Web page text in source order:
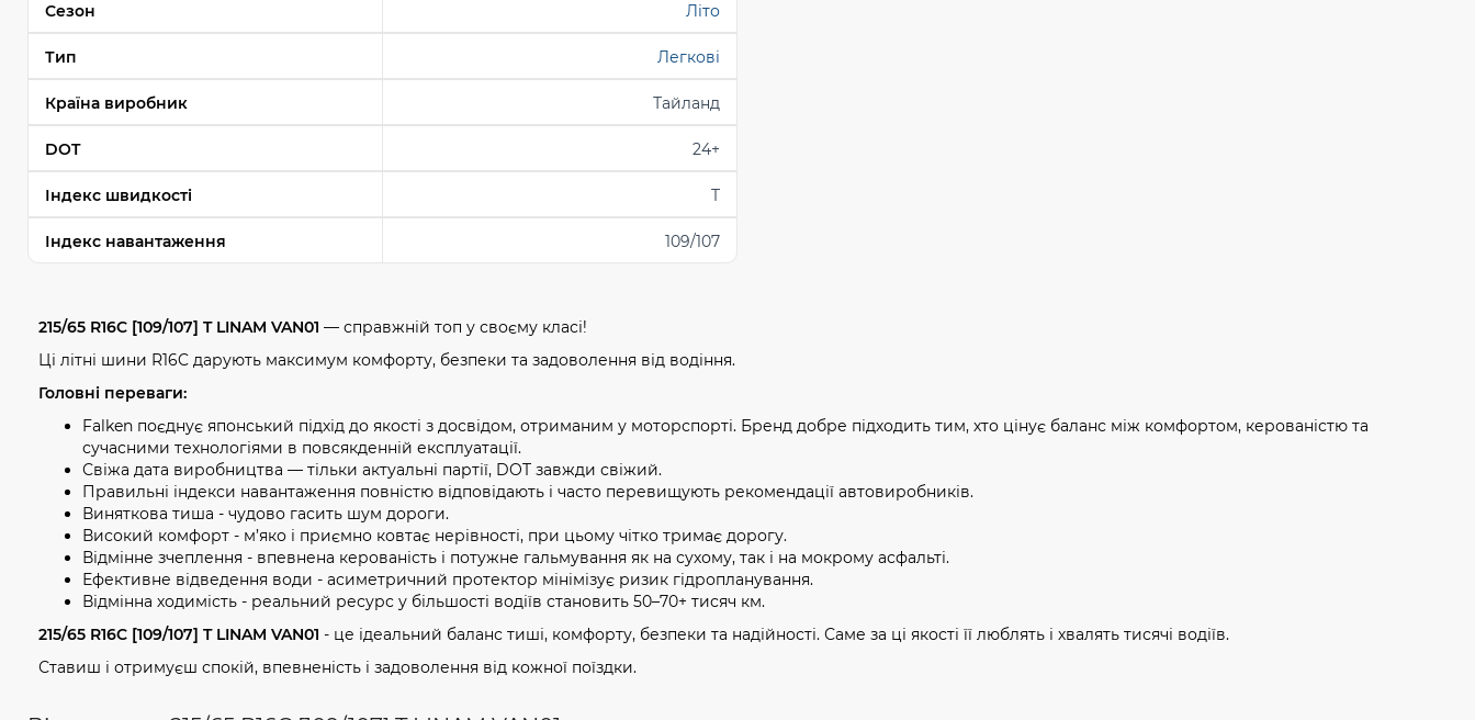
Сезон Літо
Тип Легкові
Країна виробник Тайланд
DOT 24+
Індекс швидкості T
Індекс навантаження 109/107
215/65 R16C [109/107] T LINAM VAN01 — справжній топ у своєму класі!
Ці літні шини R16C дарують максимум комфорту, безпеки та задоволення від водіння.
Головні переваги:
Falken поєднує японський підхід до якості з досвідом, отриманим у моторспорті. Бренд добре підходить тим, хто цінує баланс між комфортом, керованістю та
сучасними технологіями в повсякденній експлуатації.
Свіжа дата виробництва — тільки актуальні партії, DOT завжди свіжий.
Правильні індекси навантаження повністю відповідають і часто перевищують рекомендації автовиробників.
Виняткова тиша - чудово гасить шум дороги.
Високий комфорт - м’яко і приємно ковтає нерівності, при цьому чітко тримає дорогу.
Відмінне зчеплення - впевнена керованість і потужне гальмування як на сухому, так і на мокрому асфальті.
Ефективне відведення води - асиметричний протектор мінімізує ризик гідропланування.
Відмінна ходимість - реальний ресурс у більшості водіїв становить 50–70+ тисяч км.
215/65 R16C [109/107] T LINAM VAN01 - це ідеальний баланс тиші, комфорту, безпеки та надійності. Саме за ці якості її люблять і хвалять тисячі водіїв.
Ставиш і отримуєш спокій, впевненість і задоволення від кожної поїздки.